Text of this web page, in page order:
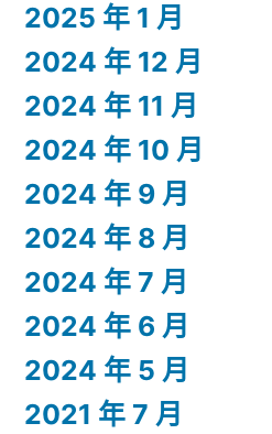
2025 年 1 月
2024 年 12 月
2024 年 11 月
2024 年 10 月
2024 年 9 月
2024 年 8 月
2024 年 7 月
2024 年 6 月
2024 年 5 月
2021 年 7 月